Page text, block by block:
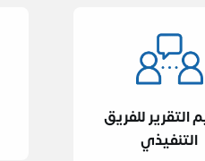
التقرير للفريق
التنفيذي